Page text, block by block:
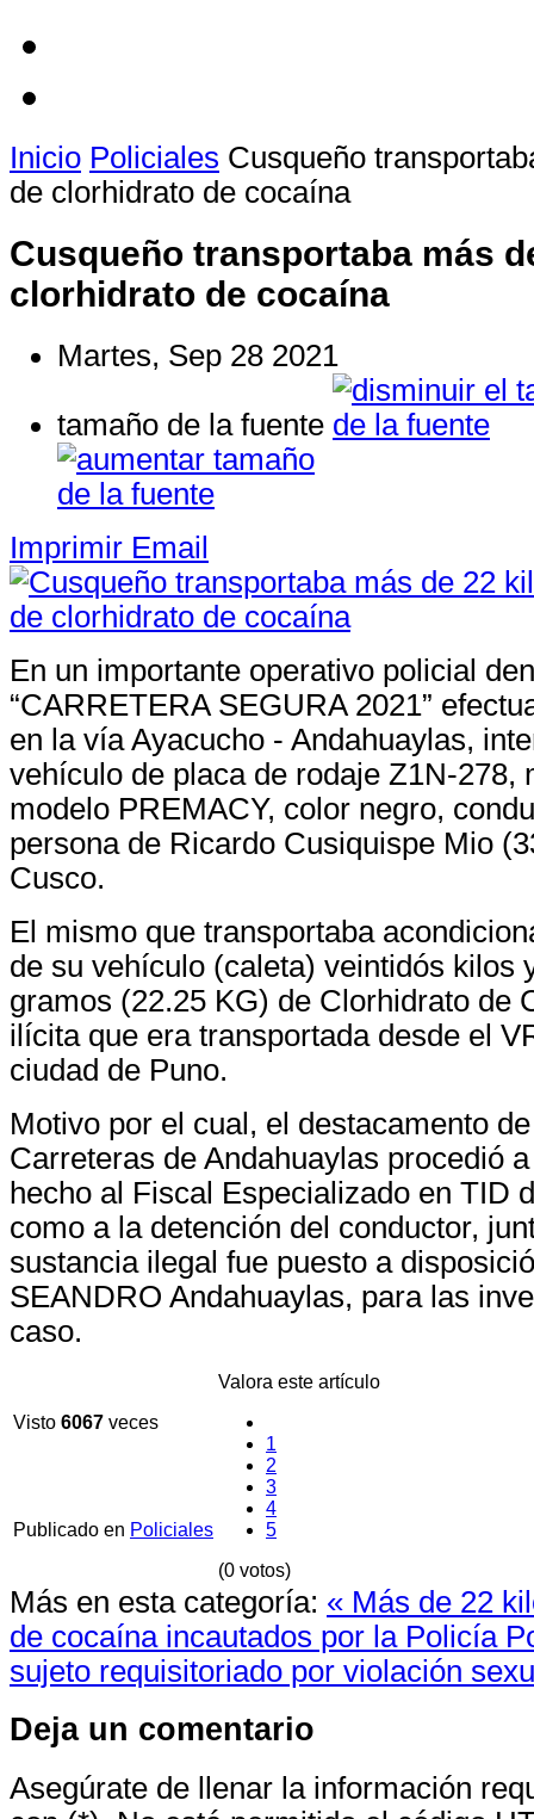
Inicio Policiales Cusqueño
de clorhidrato de cocaína
Cusqueño transportaba más
clorhidrato de cocaína
Martes, Sep 28 2021
tamaño de la fuente
Imprimir Email
En un importante operativo policial
“CARRETERA SEGURA 2021”
en la vía Ayacucho - Andahuaylas,
vehículo de placa de rodaje Z1N-278,
modelo PREMACY, color negro,
persona de Ricardo Cusiquispe Mio
Cusco.
El mismo que transportaba
de su vehículo (caleta) veintidós kilos
gramos (22.25 KG) de Clorhidrato de
ilícita que era transportada desde el
ciudad de Puno.
Motivo por el cual, el destacamento
Carreteras de Andahuaylas procedió
hecho al Fiscal Especializado en TID
como a la detención del conductor,
sustancia ilegal fue puesto a
SEANDRO Andahuaylas, para las
caso.
Visto 6067 veces
Valora este artículo
1
2
3
4
5
(0 votos)
Publicado en Policiales
Más en esta categoría: « Más de 22
de cocaína incautados por la Policía
sujeto requisitoriado por violación
Deja un comentario
Asegúrate de llenar la información